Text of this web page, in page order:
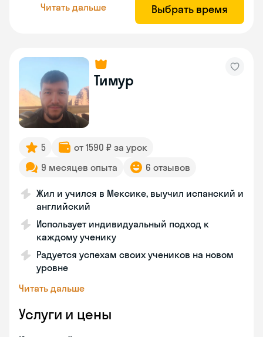
Читать дальше Выбрать время
Тимур
5
от 1590 ₽ за урок
9 месяцев опыта
6 отзывов
Жил и учился в Мексике, выучил испанский и
английский
Использует индивидуальный подход к
каждому ученику
Радуется успехам своих учеников на новом
уровне
Читать дальше
Услуги и цены